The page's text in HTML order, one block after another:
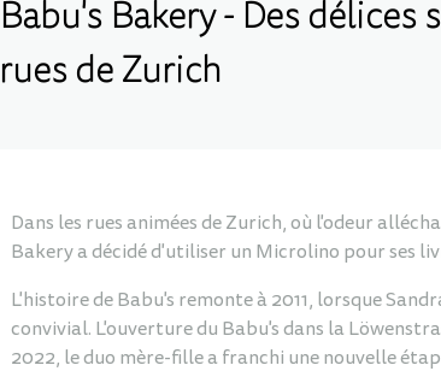
Babu's Bakery - Des délices
rues de Zurich
Dans les rues animées de Zurich, où l'odeur
Bakery a décidé d'utiliser un Microlino pour ses
L'histoire de Babu's remonte à 2011, lorsque
convivial. L'ouverture du Babu's dans la
2022, le duo mère-fille a franchi une nouvelle